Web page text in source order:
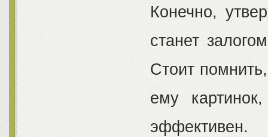
Конечно,
станет
Стоит
ему
эффективен.